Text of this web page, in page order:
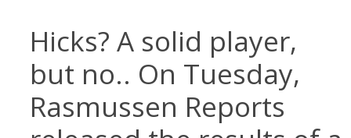
Hicks? A solid player,
but no.. On Tuesday,
Rasmussen Reports